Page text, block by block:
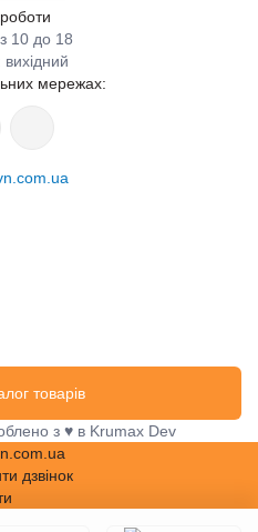
10 до 18
мережах:
товарів
з ♥ в Krumax Dev
дзвінок